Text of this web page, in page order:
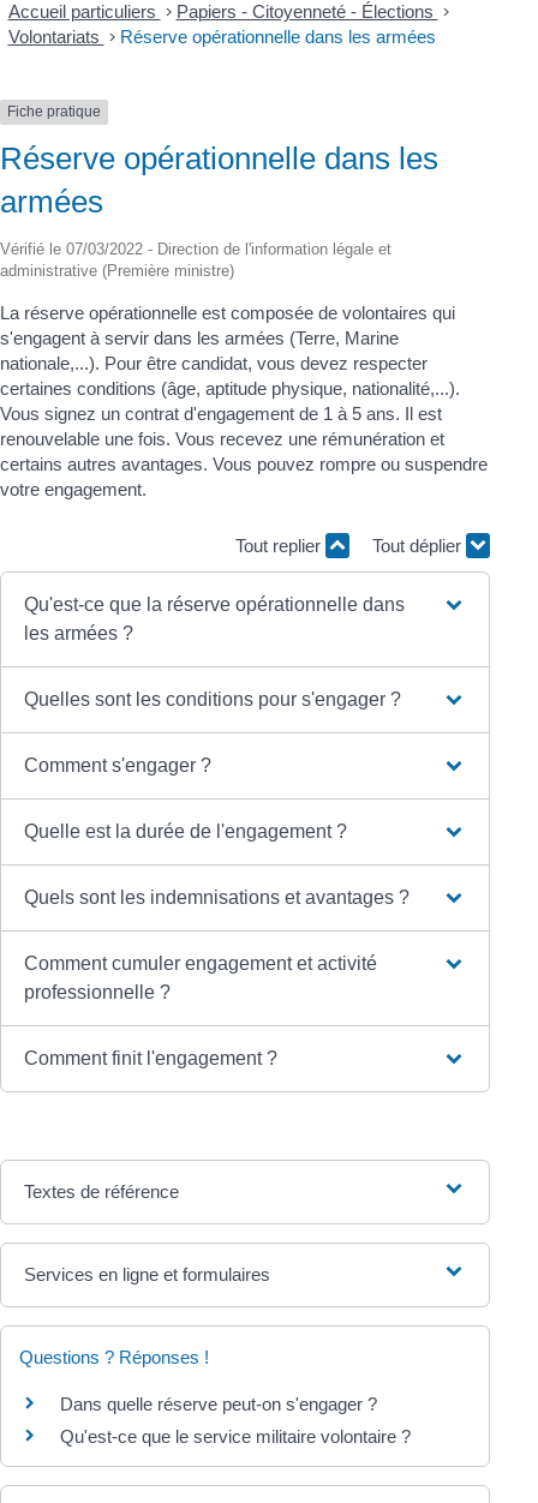
Accueil particuliers > Papiers - Citoyenneté - Élections >
Volontariats > Réserve opérationnelle dans les armées
Fiche pratique
Réserve opérationnelle dans les
armées
Vérifié le 07/03/2022 - Direction de l'information légale et
administrative (Première ministre)
La réserve opérationnelle est composée de volontaires qui
s'engagent à servir dans les armées (Terre, Marine
nationale,...). Pour être candidat, vous devez respecter
certaines conditions (âge, aptitude physique, nationalité,...).
Vous signez un contrat d'engagement de 1 à 5 ans. Il est
renouvelable une fois. Vous recevez une rémunération et
certains autres avantages. Vous pouvez rompre ou suspendre
votre engagement.
Tout replier Tout déplier
Qu'est-ce que la réserve opérationnelle dans
les armées ?
Quelles sont les conditions pour s'engager ?
Comment s'engager ?
Quelle est la durée de l'engagement ?
Quels sont les indemnisations et avantages ?
Comment cumuler engagement et activité
professionnelle ?
Comment finit l'engagement ?
Textes de référence
Services en ligne et formulaires
Questions ? Réponses !
Dans quelle réserve peut-on s'engager ?
Qu'est-ce que le service militaire volontaire ?